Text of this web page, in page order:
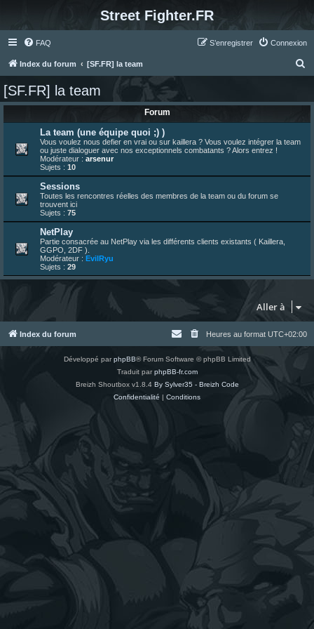
Street Fighter.FR
FAQ Connexion
S’enregistrer
Index du forum [SF.FR] la team
[SF.FR] la team
Forum
La team (une équipe quoi ;) )
Vous voulez nous defier en vrai ou sur kaillera ? Vous voulez intégrer la team
ou juste dialoguer avec nos exceptionnels combatants ? Alors entrez !
Modérateur : arsenur
Sujets : 10
Sessions
Toutes les rencontres réelles des membres de la team ou du forum se
trouvent ici
Sujets : 75
NetPlay
Partie consacrée au NetPlay via les différents clients existants ( Kaillera,
GGPO, 2DF ).
Modérateur : EvilRyu
Sujets : 29
Aller à
Index du forum Heures au format UTC+02:00
Développé parphpBB® Forum Software © phpBB Limited
Traduit parphpBB-fr.com
Breizh Shoutbox v1.8.4 By Sylver35 - Breizh Code
Confidentialité | Conditions